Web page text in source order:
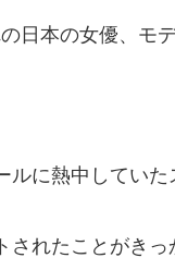
日本の女優、モデ
に熱中していた
れたことがきっ